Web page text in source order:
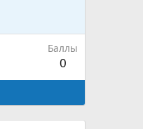
Баллы
0